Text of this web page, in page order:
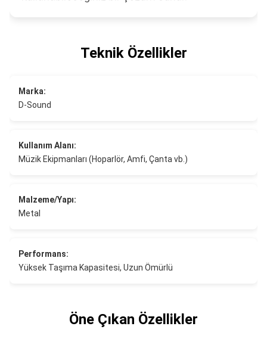
Teknik Özellikler
Marka:
D-Sound
Kullanım Alanı:
Müzik Ekipmanları (Hoparlör, Amfi, Çanta vb.)
Malzeme/Yapı:
Metal
Performans:
Yüksek Taşıma Kapasitesi, Uzun Ömürlü
Öne Çıkan Özellikler